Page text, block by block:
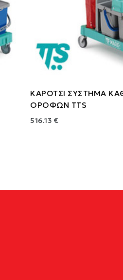
ΚΑΡΟΤΣΙ ΣΥΣΤΗΜΑ
ΟΡΟΦΩΝ TTS
516.13 €